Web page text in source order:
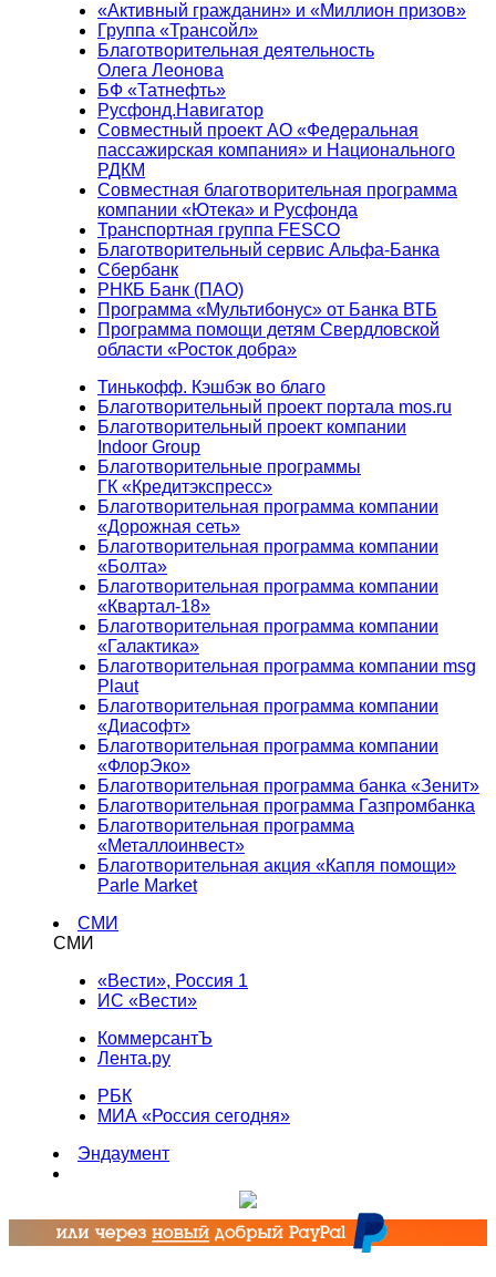
«Активный гражданин» и «Миллион призов»
Группа «Трансойл»
Благотворительная деятельность
Олега Леонова
БФ «Татнефть»
Русфонд.Навигатор
Совместный проект АО «Федеральная
пассажирская компания» и Национального
РДКМ
Совместная благотворительная программа
компании «Ютека» и Русфонда
Транспортная группа FESCO
Благотворительный сервис Альфа-Банка
Сбербанк
РНКБ Банк (ПАО)
Программа «Мультибонус» от Банка ВТБ
Программа помощи детям Свердловской
области «Росток добра»
Тинькофф. Кэшбэк во благо
Благотворительный проект портала mos.ru
Благотворительный проект компании
Indoor Group
Благотворительные программы
ГК «Кредитэкспресс»
Благотворительная программа компании
«Дорожная сеть»
Благотворительная программа компании
«Болта»
Благотворительная программа компании
«Квартал-18»
Благотворительная программа компании
«Галактика»
Благотворительная программа компании msg
Plaut
Благотворительная программа компании
«Диасофт»
Благотворительная программа компании
«ФлорЭко»
Благотворительная программа банка «Зенит»
Благотворительная программа Газпромбанка
Благотворительная программа
«Металлоинвест»
Благотворительная акция «Капля помощи»
Parle Market
СМИ
СМИ
«Вести», Россия 1
ИС «Вести»
КоммерсантЪ
Лента.ру
РБК
МИА «Россия сегодня»
Эндаумент